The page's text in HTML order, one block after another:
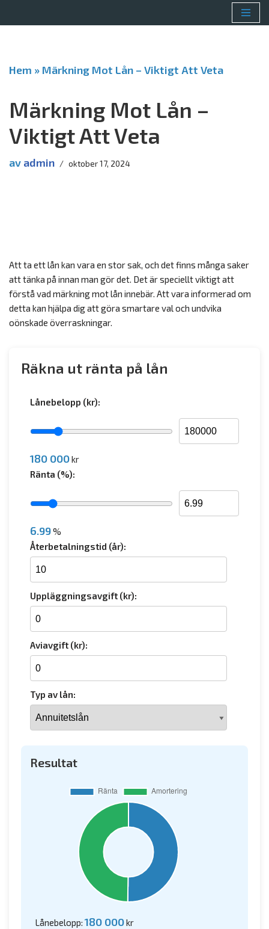
Hem » Märkning Mot Lån – Viktigt Att Veta
Märkning Mot Lån –
Viktigt Att Veta
av admin oktober 17, 2024
Att ta ett lån kan vara en stor sak, och det finns många saker
att tänka på innan man gör det. Det är speciellt viktigt att
förstå vad märkning mot lån innebär. Att vara informerad om
detta kan hjälpa dig att göra smartare val och undvika
oönskade överraskningar.
Räkna ut ränta på lån
Lånebelopp (kr):
180 000kr
Ränta (%):
6.99%
Återbetalningstid (år):
Uppläggningsavgift (kr):
Aviavgift (kr):
Typ av lån:
Resultat
Lånebelopp: 180 000kr